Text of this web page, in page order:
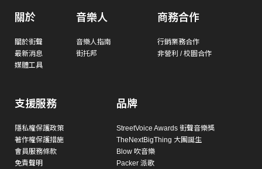
關於
關於街聲
最新消息
媒體工具
音樂人
音樂人指南
街托邦
商務合作
行銷業務合作
非營利 / 校園合作
支援服務
隱私權保護政策
著作權保護措施
會員服務條款
免責聲明
品牌
StreetVoice Awards 街聲音樂獎
TheNextBigThing 大團誕生
Blow 吹音樂
Packer 派歌